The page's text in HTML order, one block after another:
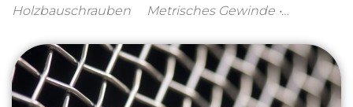
Holzbauschrauben Metrisches Gewinde •…